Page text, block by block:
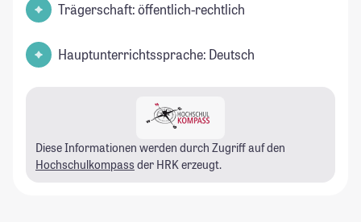
Trägerschaft: öffentlich-rechtlich
Hauptunterrichtssprache: Deutsch
Diese Informationen werden durch Zugriff auf den
Hochschulkompass der HRK erzeugt.